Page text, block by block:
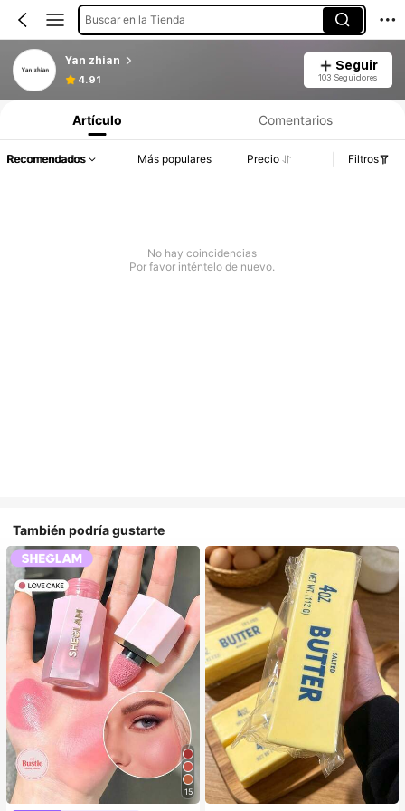
Buscar en la Tienda
Yan zhian
4.91
Seguir
103 Seguidores
Artículo Comentarios
Recomendados Más populares Precio Filtros
No hay coincidencias
Por favor inténtelo de nuevo.
También podría gustarte
15
#5 Más vendidos